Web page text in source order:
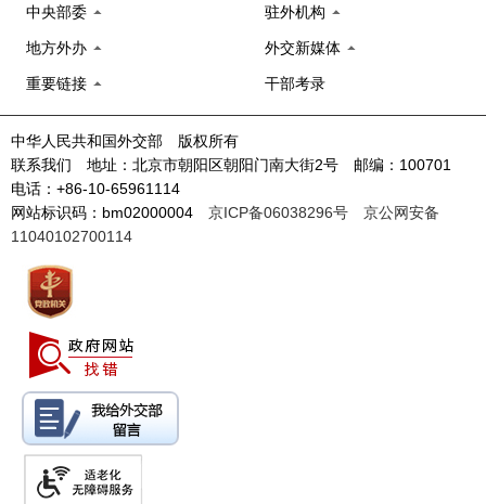
中央部委 驻外机构
地方外办 外交新媒体
重要链接 干部考录
中华人民共和国外交部 版权所有
联系我们 地址：北京市朝阳区朝阳门南大街2号 邮编：100701
电话：+86-10-65961114
网站标识码：bm02000004 京ICP备06038296号
京公网安备
11040102700114